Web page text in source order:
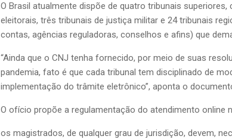
O Brasil atualmente dispõe de quatro tribunais
eleitorais, três tribunais de justiça militar e 24 tribunais
contas, agências reguladoras, conselhos e afins) que
“Ainda que o CNJ tenha fornecido, por meio de suas
pandemia, fato é que cada tribunal tem disciplinado de
implementação do trâmite eletrônico”, aponta o
O ofício propõe a regulamentação do atendimento online
os magistrados, de qualquer grau de jurisdição, devem,